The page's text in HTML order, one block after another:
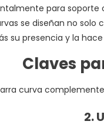
para
se diseñan no solo
su presencia y la
Claves
curva
2.